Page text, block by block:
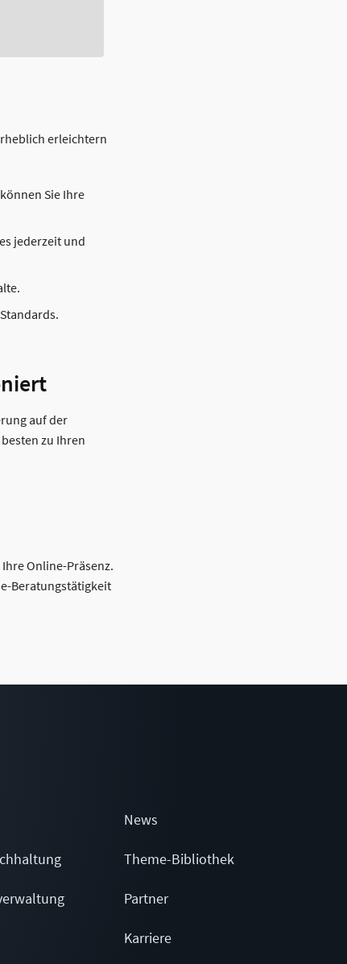
erleichtern
Sie Ihre
jederzeit und
auf der
zu Ihren
Online-Präsenz.
Beratungstätigkeit
News
Theme-Bibliothek
Partner
Karriere